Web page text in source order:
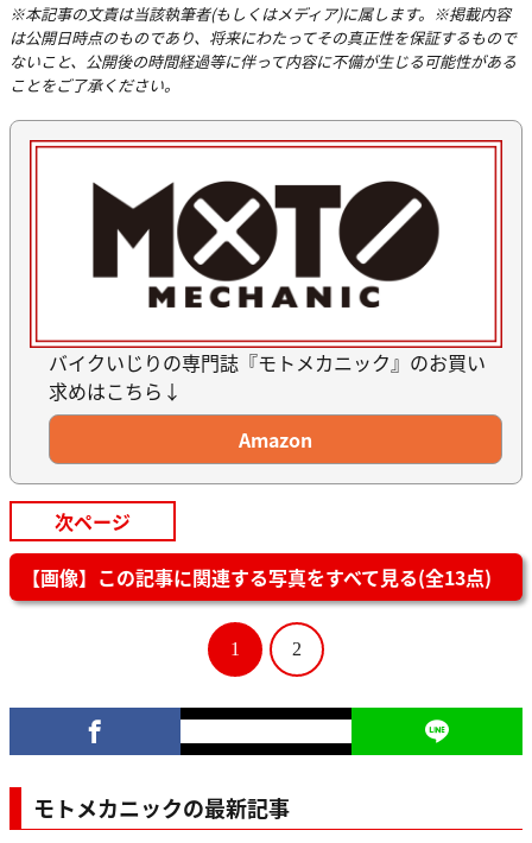
※本記事の文責は当該執筆者(もしくはメディア)に属します。※掲載内容
は公開日時点のものであり、将来にわたってその真正性を保証するもので
ないこと、公開後の時間経過等に伴って内容に不備が生じる可能性がある
ことをご了承ください。
バイクいじりの専門誌『モトメカニック』のお買い
求めはこちら↓
Amazon
次ページ
【画像】この記事に関連する写真をすべて見る(全13点)
1 2
モトメカニックの最新記事